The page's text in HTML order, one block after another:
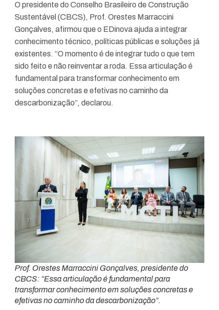
O presidente do Conselho Brasileiro de Construção
Sustentável (CBCS), Prof. Orestes Marraccini
Gonçalves, afirmou que o EDinova ajuda a integrar
conhecimento técnico, políticas públicas e soluções já
existentes. “O momento é de integrar tudo o que tem
sido feito e não reinventar a roda. Essa articulação é
fundamental para transformar conhecimento em
soluções concretas e efetivas no caminho da
descarbonização”, declarou.
Prof. Orestes Marraccini Gonçalves, presidente do
CBCS: “Essa articulação é fundamental para
transformar conhecimento em soluções concretas e
efetivas no caminho da descarbonização”.